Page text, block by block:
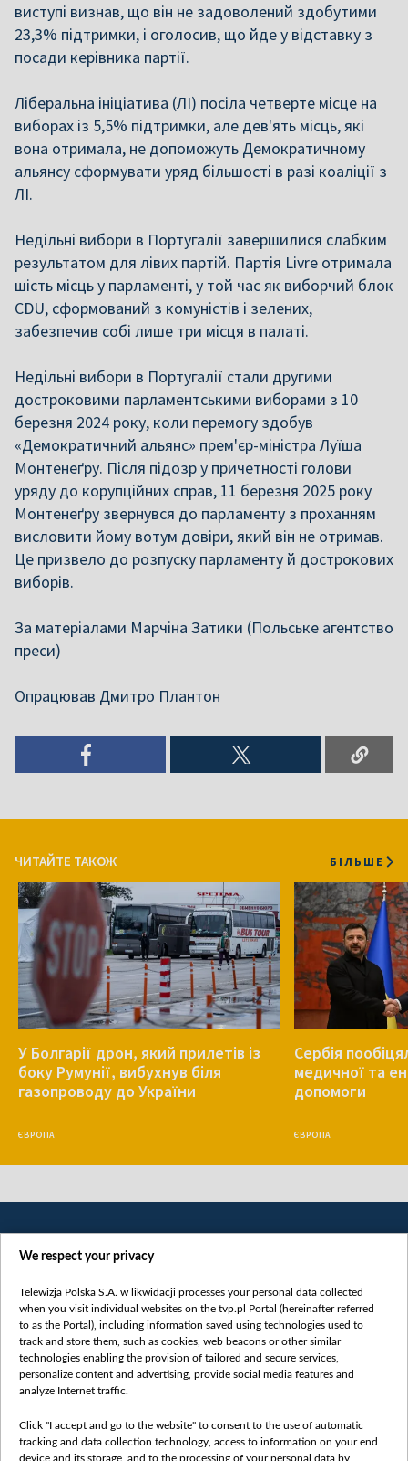
виступі визнав, що він не задоволений здобутими
23,3% підтримки, і оголосив, що йде у відставку з
посади керівника партії.
Ліберальна ініціатива (ЛІ) посіла четверте місце на
виборах із 5,5% підтримки, але дев'ять місць, які
вона отримала, не допоможуть Демократичному
альянсу сформувати уряд більшості в разі коаліції з
ЛІ.
Недільні вибори в Португалії завершилися слабким
результатом для лівих партій. Партія Livre отримала
шість місць у парламенті, у той час як виборчий блок
CDU, сформований з комуністів і зелених,
забезпечив собі лише три місця в палаті.
Недільні вибори в Португалії стали другими
достроковими парламентськими виборами з 10
березня 2024 року, коли перемогу здобув
«Демократичний альянс» прем'єр-міністра Луїша
Монтенеґру. Після підозр у причетності голови
уряду до корупційних справ, 11 березня 2025 року
Монтенеґру звернувся до парламенту з проханням
висловити йому вотум довіри, який він не отримав.
Це призвело до розпуску парламенту й дострокових
виборів.
За матеріалами Марчіна Затики (Польське агентство
преси)
ЧИТАЙТЕ ТАКОЖ БІЛЬШЕ
У Болгарії дрон, який прилетів із
боку Румунії, вибухнув біля
газопроводу до України
ЄВРОПА
Сербія
медичної та
допомоги
ЄВРОПА
Категорії
Новини
Докладно
Погляд
We respect your privacy
Telewizja Polska S.A. w likwidacji processes your personal data collected
when you visit individual websites on the tvp.pl Portal (hereinafter referred
to as the Portal), including information saved using technologies used to
track and store them, such as cookies, web beacons or other similar
technologies enabling the provision of tailored and secure services,
personalize content and advertising, provide social media features and
analyze Internet traffic.
Click "I accept and go to the website" to consent to the use of automatic
tracking and data collection technology, access to information on your end
device and its storage, and to the processing of your personal data by